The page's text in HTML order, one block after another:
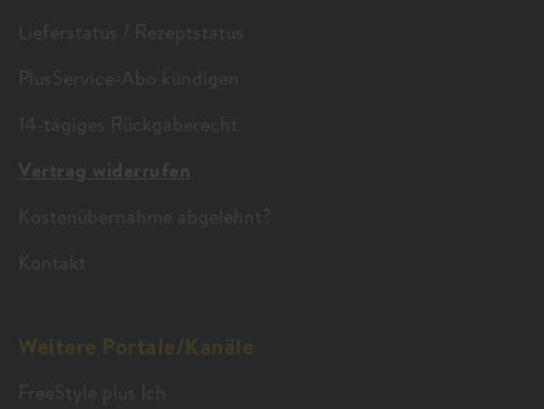
Lieferstatus / Rezeptstatus
PlusService-Abo kündigen
14-tägiges Rückgaberecht
Vertrag widerrufen
Kostenübernahme abgelehnt?
Kontakt
Weitere Portale/Kanäle
FreeStyle plus Ich